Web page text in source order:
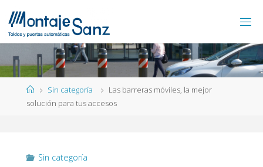
contenido
Página
de
Sin categoría
Las barreras móviles, la mejor
solución para tus accesos
Sin categoría